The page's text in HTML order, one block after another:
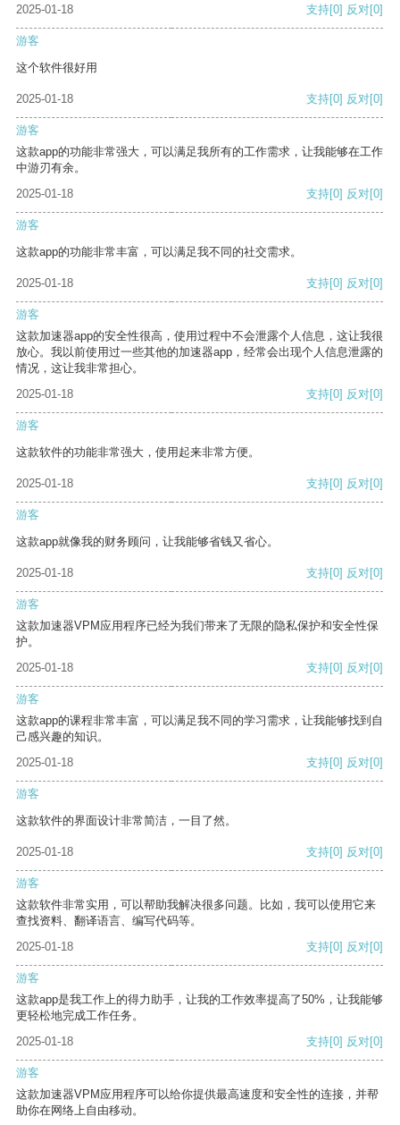
2025-01-18
支持[0] 反对[0]
游客
这个软件很好用
2025-01-18 支持[0] 反对[0]
游客
这款app的功能非常强大，可以满足我所有的工作需求，让我能够在工作
中游刃有余。
2025-01-18
支持[0] 反对[0]
游客
这款app的功能非常丰富，可以满足我不同的社交需求。
2025-01-18 支持[0] 反对[0]
游客
这款加速器app的安全性很高，使用过程中不会泄露个人信息，这让我很
放心。我以前使用过一些其他的加速器app，经常会出现个人信息泄露的
情况，这让我非常担心。
2025-01-18
支持[0] 反对[0]
游客
这款软件的功能非常强大，使用起来非常方便。
2025-01-18 支持[0] 反对[0]
游客
这款app就像我的财务顾问，让我能够省钱又省心。
2025-01-18 支持[0] 反对[0]
游客
这款加速器VPM应用程序已经为我们带来了无限的隐私保护和安全性保
护。
2025-01-18
支持[0] 反对[0]
游客
这款app的课程非常丰富，可以满足我不同的学习需求，让我能够找到自
己感兴趣的知识。
2025-01-18
支持[0] 反对[0]
游客
这款软件的界面设计非常简洁，一目了然。
2025-01-18 支持[0] 反对[0]
游客
这款软件非常实用，可以帮助我解决很多问题。比如，我可以使用它来
查找资料、翻译语言、编写代码等。
2025-01-18
支持[0] 反对[0]
游客
这款app是我工作上的得力助手，让我的工作效率提高了50%，让我能够
更轻松地完成工作任务。
2025-01-18
支持[0] 反对[0]
游客
这款加速器VPM应用程序可以给你提供最高速度和安全性的连接，并帮
助你在网络上自由移动。